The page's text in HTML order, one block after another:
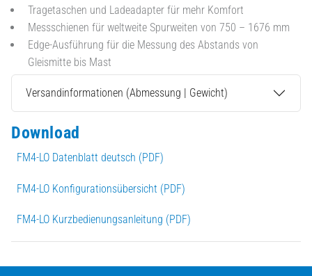
Tragetaschen und Ladeadapter für mehr Komfort
Messschienen für weltweite Spurweiten von 750 – 1676 mm
Edge-Ausführung für die Messung des Abstands von
Gleismitte bis Mast
Versandinformationen (Abmessung | Gewicht)
Download
FM4-LO Datenblatt deutsch (PDF)
FM4-LO Konfigurationsübersicht (PDF)
FM4-LO Kurzbedienungsanleitung (PDF)